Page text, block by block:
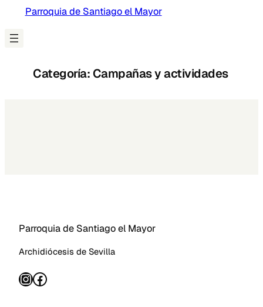
Parroquia de Santiago el Mayor
Categoría: Campañas y actividades
Parroquia de Santiago el Mayor
Archidiócesis de Sevilla
InstagramFacebook